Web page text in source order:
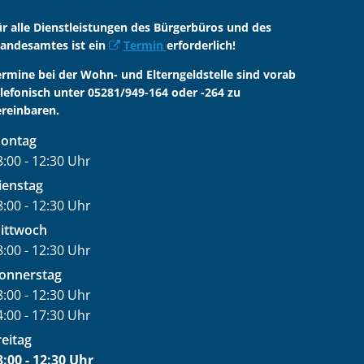
alle Dienstleistungen des Bürgerbüros und des
ist ein
Termin erforderlich!
bei der Wohn- und Elterngeldstelle sind vorab
unter 05281/949-164 oder -264 zu
- 12:30 Uhr
08:00 bis 12:30 Uhr
- 12:30 Uhr
08:00 bis 12:30 Uhr
- 12:30 Uhr
08:00 bis 12:30 Uhr
- 12:30 Uhr
08:00 bis 12:30 Uhr
- 17:30 Uhr
14:00 bis 17:30 Uhr
- 12:30 Uhr